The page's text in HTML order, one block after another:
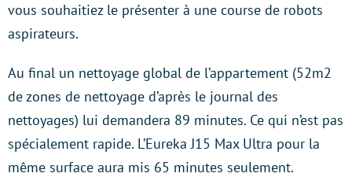
vous souhaitiez le présenter à une course de robots
aspirateurs.
Au final un nettoyage global de l’appartement (52m2
de zones de nettoyage d’après le journal des
nettoyages) lui demandera 89 minutes. Ce qui n’est pas
spécialement rapide. L’Eureka J15 Max Ultra pour la
même surface aura mis 65 minutes seulement.